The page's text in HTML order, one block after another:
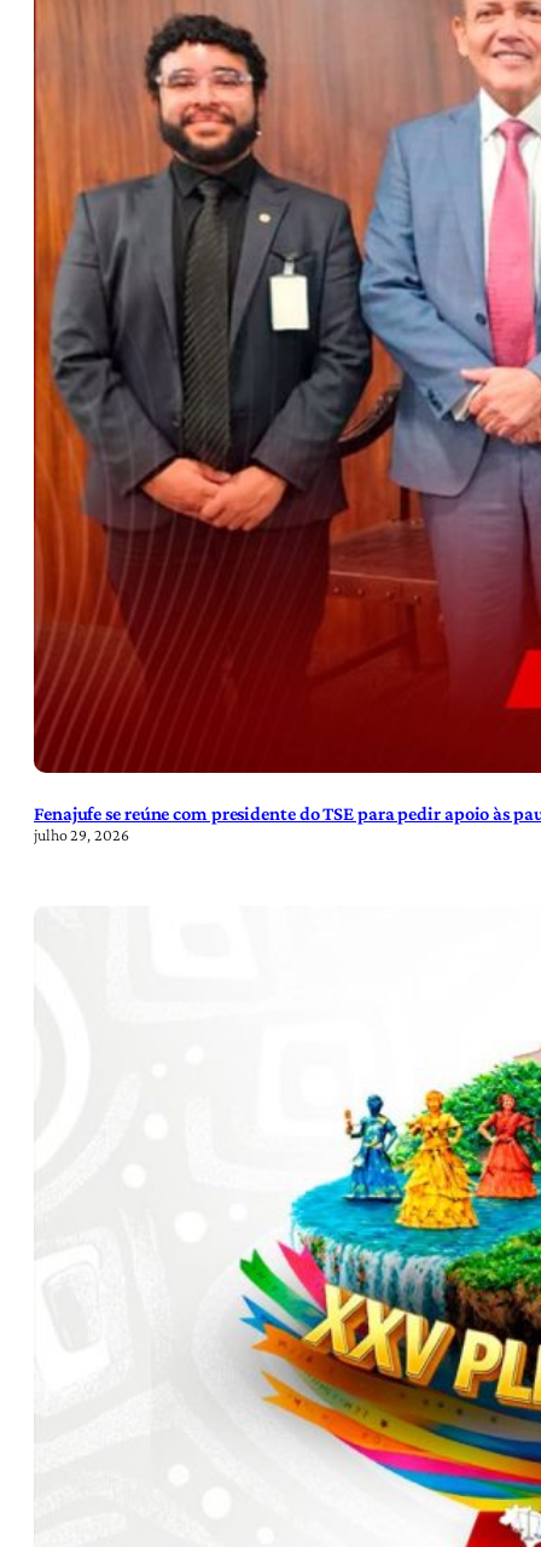
Fenajufe se reúne com presidente do TSE para pedir apoio às
julho 29, 2026